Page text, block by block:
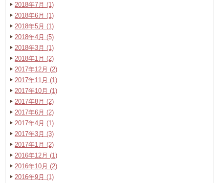
2018年7月 (1)
2018年6月 (1)
2018年5月 (1)
2018年4月 (5)
2018年3月 (1)
2018年1月 (2)
2017年12月 (2)
2017年11月 (1)
2017年10月 (1)
2017年8月 (2)
2017年6月 (2)
2017年4月 (1)
2017年3月 (3)
2017年1月 (2)
2016年12月 (1)
2016年10月 (2)
2016年9月 (1)